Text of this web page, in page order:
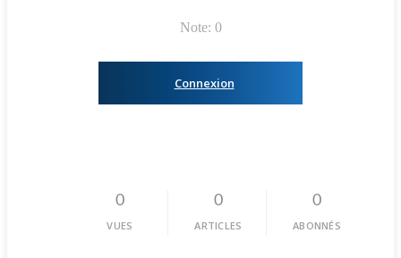
Note: 0
Connexion
0
VUES
0
ARTICLES
0
ABONNÉS